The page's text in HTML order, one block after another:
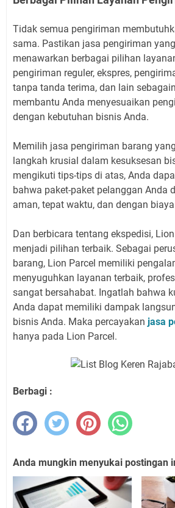
Tidak semua pengiriman
sama. Pastikan jasa pengiriman
menawarkan berbagai pilihan
pengiriman reguler, ekspres,
tanpa tanda terima, dan lain
membantu Anda menyesuaikan
dengan kebutuhan bisnis Anda.
Memilih jasa pengiriman barang
langkah krusial dalam kesuksesan
mengikuti tips-tips di atas, Anda
bahwa paket-paket pelanggan Anda
aman, tepat waktu, dan dengan
Dan berbicara tentang ekspedisi,
menjadi pilihan terbaik. Sebagai
barang, Lion Parcel memiliki
menyuguhkan layanan terbaik,
sangat bersahabat. Ingatlah bahwa
Anda dapat memiliki dampak
bisnis Anda. Maka percayakan jasa
hanya pada Lion Parcel.
Berbagi :
Anda mungkin menyukai postingan